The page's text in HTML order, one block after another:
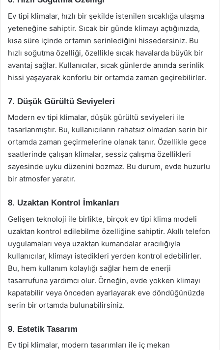
Ev tipi klimalar, hızlı bir şekilde istenilen sıcaklığa ulaşma
yeteneğine sahiptir. Sıcak bir günde klimayı açtığınızda,
kısa süre içinde ortamın serinlediğini hissedersiniz. Bu
hızlı soğutma özelliği, özellikle sıcak havalarda büyük bir
avantaj sağlar. Kullanıcılar, sıcak günlerde anında serinlik
hissi yaşayarak konforlu bir ortamda zaman geçirebilirler.
7. Düşük Gürültü Seviyeleri
Modern ev tipi klimalar, düşük gürültü seviyeleri ile
tasarlanmıştır. Bu, kullanıcıların rahatsız olmadan serin bir
ortamda zaman geçirmelerine olanak tanır. Özellikle gece
saatlerinde çalışan klimalar, sessiz çalışma özellikleri
sayesinde uyku düzenini bozmaz. Bu durum, evde huzurlu
bir atmosfer yaratır.
8. Uzaktan Kontrol İmkanları
Gelişen teknoloji ile birlikte, birçok ev tipi klima modeli
uzaktan kontrol edilebilme özelliğine sahiptir. Akıllı telefon
uygulamaları veya uzaktan kumandalar aracılığıyla
kullanıcılar, klimayı istedikleri yerden kontrol edebilirler.
Bu, hem kullanım kolaylığı sağlar hem de enerji
tasarrufuna yardımcı olur. Örneğin, evde yokken klimayı
kapatabilir veya önceden ayarlayarak eve döndüğünüzde
serin bir ortamda bulunabilirsiniz.
9. Estetik Tasarım
Ev tipi klimalar, modern tasarımları ile iç mekan